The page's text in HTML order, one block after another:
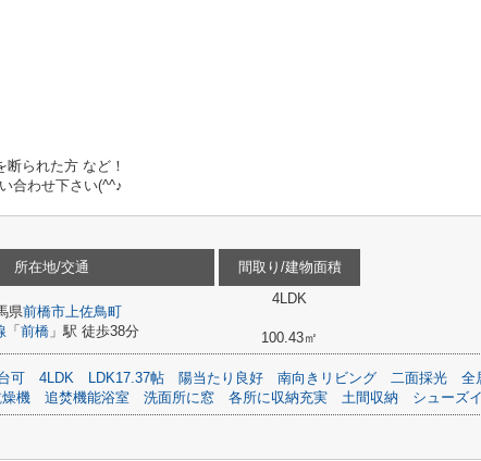
られた方 など！
合わせ下さい(^^♪
所在地/交通
県前橋市上佐鳥町
「 前橋」駅 徒歩38分
間取り/建物面積
4LDK
100.43㎡
可 4LDK LDK17.37帖 陽当たり良好 南向きリビング 二面採光
全
機 追焚機能浴室 洗面所に窓 各所に収納充実 土間収納 シューズ